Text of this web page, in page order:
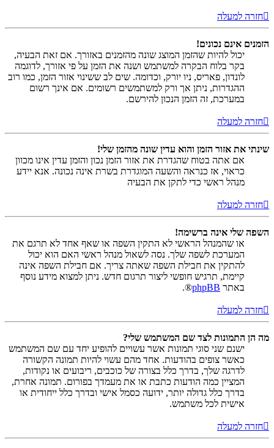
חזרה למעלה
הזמנים אינם נכונים!
יכול להיות שהזמן המוצג שונה מהזמנים באזורך. אם זאת הבעיה,
בקר בלוח הבקרה למשתמש ושנה את הזמן על פי אזורך, לדוגמה
לונדון, פאריס, ניו יורק, וכדומה. שים לב ששינוי אזור הזמן, כמו רוב
ההגדרות, ניתן אך ורק למשתמשים רשומים. אם אינך רשום
במערכת, זה הזמן הנכון להירשם.
חזרה למעלה
שינתי את אזור הזמן והוא עדין שונה מהזמן שלי!
אם אתה בטוח שהגדרת את אזור הזמן נכון והזמן עדין אינו מכוון
כראוי, אז כנראה והשעה המוגדרת בשרת אינה נכונה. אנא יידע
מנהל ראשי כדי לתקן את הבעיה
חזרה למעלה
השפה שלי אינה ברשימה!
או שהמנהל הראשי לא התקין השפה או שאף אחד לא תרגם את
המערכת לשפה שלך. נסה לשאול מנהל ראשי האם הוא יכול
להתקין את חבילת השפה שאתה צריך. אם חבילת השפה אינה
קיימת, תרגיש חופשי ליצור תרגום חדש. ניתן למצוא מידע נוסף
באתר phpBB
®.
חזרה למעלה
מה הן התמונות לצד שם המשתמש שלי?
ישנם שני סוגי תמונות אשר עשויים להופיע יחד עם שם המשתמש
כאשר צופים בהודעות. אחד מהם עשוי להיות תמונה הקשורה
לדרגה שלך, בדרך כלל בצורה של כוכבים, ריבועים או נקודות,
המציין כמה הודעות כתבת או את מעמדך בפורום. תמונה אחרת,
בדרך כלל גדולה יותר, ידועה כסמל אישי ובדרך כלל ייחודית או
אישית לכל משתמש.
חזרה למעלה